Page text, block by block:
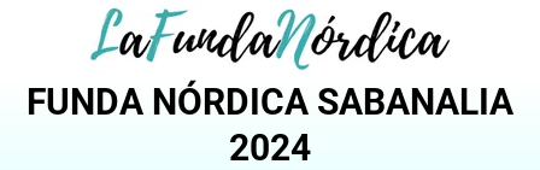
FUNDA NÓRDICA SABANALIA
2024